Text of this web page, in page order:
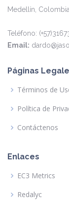
Medellín, Colombia
Teléfono:
Email:
Páginas
Términos de
Política de
Contáctenos
Enlaces
EC3 Metrics
Redalyc